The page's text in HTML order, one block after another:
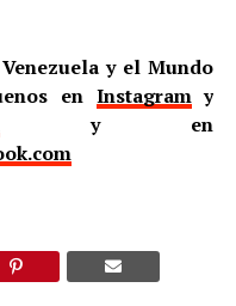
y el Mundo
en Instagramy
y en